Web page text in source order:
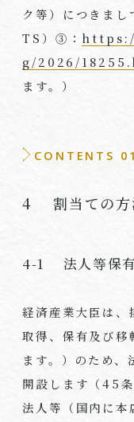
ク等）につきま
TS）③：
g/2026/
ます。）
CONTENTS 01
4 割当ての方
4-1 法人等保有
経済産業大臣は、
取得、保有及び移
ます。）のため、
開設します（45
法人等（国内に本